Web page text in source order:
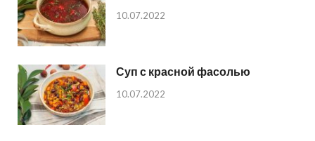
10.07.2022
Суп с красной фасолью
10.07.2022